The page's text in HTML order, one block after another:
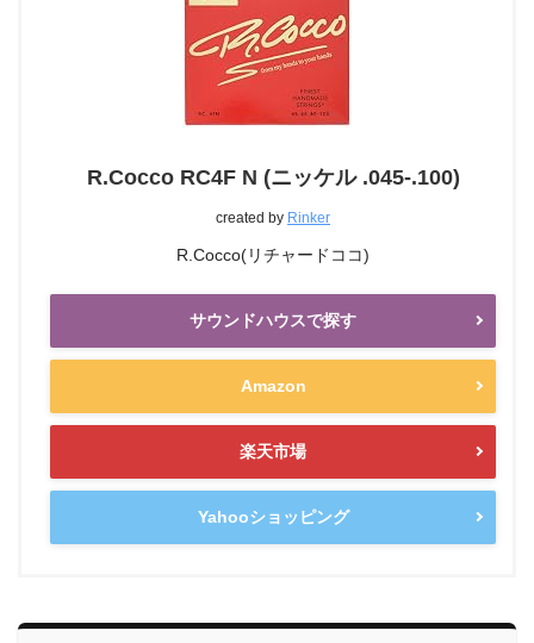
R.Cocco RC4F N (ニッケル .045-.100)
created by Rinker
R.Cocco(リチャードココ)
サウンドハウスで探す
Amazon
楽天市場
Yahooショッピング